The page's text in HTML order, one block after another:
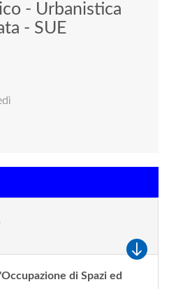
- Urbanistica
- SUE
di Spazi ed